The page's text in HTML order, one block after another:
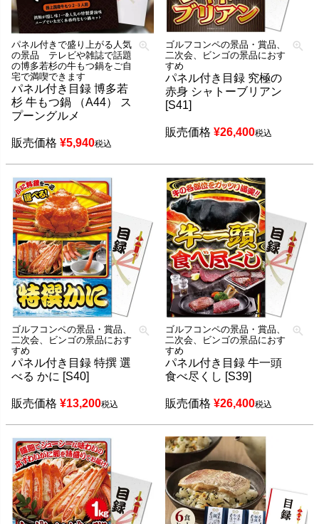
パネル付きで盛り上がる人気
の景品 テレビや雑誌で話題
の博多若杉の牛もつ鍋をご自
宅で満喫できます
パネル付き目録 博多若
杉 牛もつ鍋 （A44） ス
プーングルメ
販売価格 ¥5,940税込
ゴルフコンペの景品・賞品、
二次会、ビンゴの景品におす
すめ
パネル付き目録 究極の
赤身 シャトーブリアン
[S41]
販売価格 ¥26,400税込
ゴルフコンペの景品・賞品、
二次会、ビンゴの景品におす
すめ
パネル付き目録 特撰 選
べる かに [S40]
販売価格 ¥13,200税込
ゴルフコンペの景品・賞品、
二次会、ビンゴの景品におす
すめ
パネル付き目録 牛一頭
食べ尽くし [S39]
販売価格 ¥26,400税込